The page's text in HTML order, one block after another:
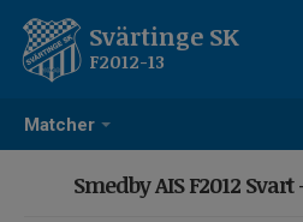
Matcher
Svärtinge SK
F2012-13
Smedby AIS F2012